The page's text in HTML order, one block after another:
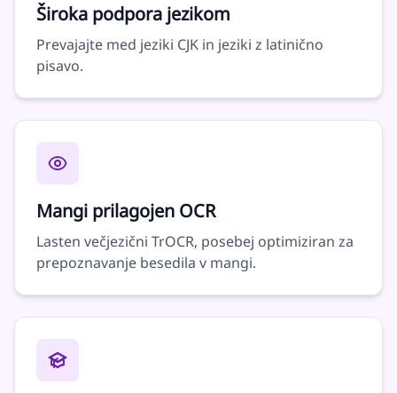
Široka podpora jezikom
Prevajajte med jeziki CJK in jeziki z latinično
pisavo.
Mangi prilagojen OCR
Lasten večjezični TrOCR, posebej optimiziran za
prepoznavanje besedila v mangi.